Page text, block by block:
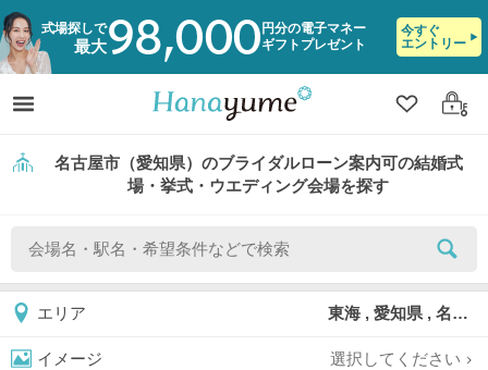
式場探しで
最大98,000 円分の電子マネー
ギフトプレゼント
今すぐ
エントリー
クリップ
ログ
名古屋市（愛知県）のブライダルローン案内可の結婚式
場・挙式・ウエディング会場を探す
エリア 東海 , 愛知県 , 名古屋市
イメージ 選択してください